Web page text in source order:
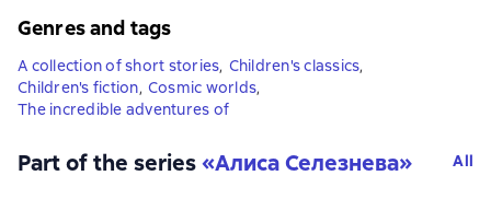
Genres and tags
A collection of short stories, Children's classics,
Children's fiction, Cosmic worlds,
The incredible adventures of
Part of the series«Алиса Селезнева» All